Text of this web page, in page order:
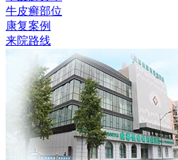
牛皮癣部位
康复案例
来院路线